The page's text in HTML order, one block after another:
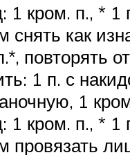
1 кром. п., * 1
снять как
повторять
1 п. с
1
1 кром. п., * 1
провязать